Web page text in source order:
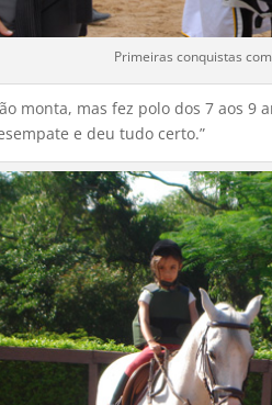
Primeiras conquistas
monta, mas fez polo dos 7 aos
e deu tudo certo.”